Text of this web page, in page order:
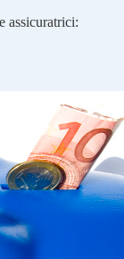
assicuratrici: